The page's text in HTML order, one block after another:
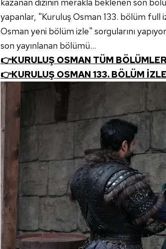
yapanlar, "Kuruluş Osman 133. bölüm full
Osman yeni bölüm izle" sorgularını
son yayınlanan bölümü...
👉KURULUŞ OSMAN TÜM
👉KURULUŞ OSMAN 133. BÖLÜM İZLE